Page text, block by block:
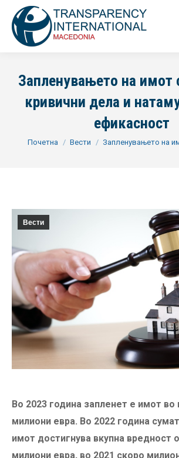
Запленувањето на имот
кривични дела и
ефикасност
You are here:
Почетна Вести Запленувањето на
Вести
Во 2023 година запленет е имот во
милиони евра. Во 2022 година
имот достигнува вкупна вредност
милиони евра, во 2021 скоро